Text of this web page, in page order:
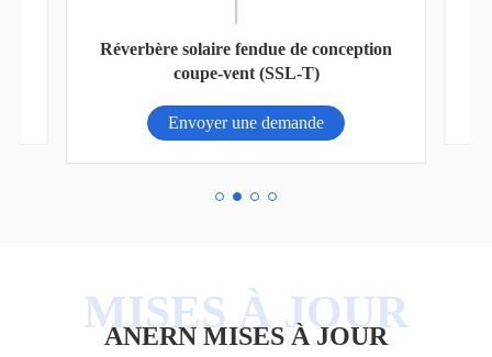
Réverbère solaire fendue de conception
coupe-vent (SSL-T)
Envoyer une demande
ANERN MISES À JOUR